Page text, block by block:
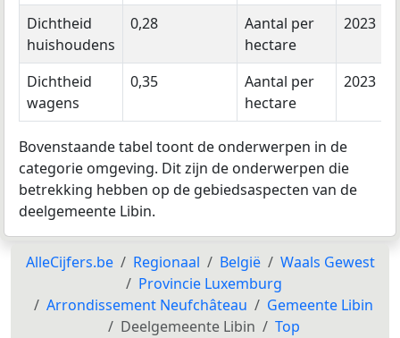
Dichtheid
huishoudens
0,28
Aantal per
hectare
2023
Dichtheid
wagens
0,35
Aantal per
hectare
2023
Bovenstaande tabel toont de onderwerpen in de
categorie omgeving. Dit zijn de onderwerpen die
betrekking hebben op de gebiedsaspecten van de
deelgemeente Libin.
AlleCijfers.be Regionaal België
Waals Gewest
Provincie Luxemburg
Arrondissement Neufchâteau
Gemeente Libin
Deelgemeente Libin
Top